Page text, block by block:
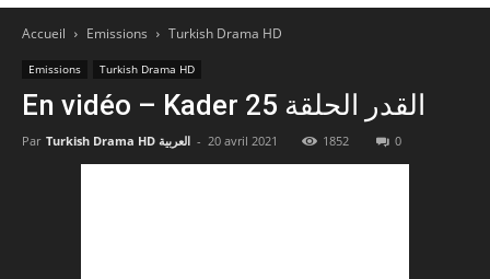
Accueil Emissions Turkish Drama HD
Emissions Turkish Drama HD
En vidéo – Kader 25 القدر الحلقة
Par Turkish Drama HD العربية - 20 avril 2021 1852 0